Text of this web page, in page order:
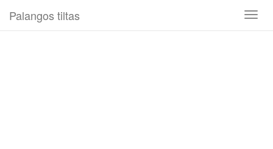
Toggle
Palangos tiltas